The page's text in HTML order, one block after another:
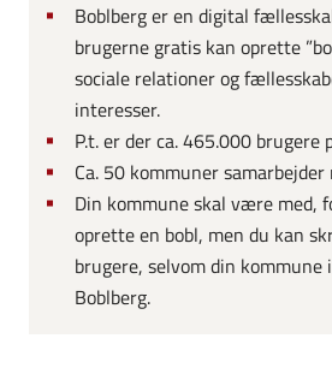
Boblberg er en digital
brugerne gratis kan oprette
sociale relationer og
interesser.
P.t. er der ca. 465.000 brugere
Ca. 50 kommuner
Din kommune skal være med,
oprette en bobl, men du kan
brugere, selvom din kommune
Boblberg.